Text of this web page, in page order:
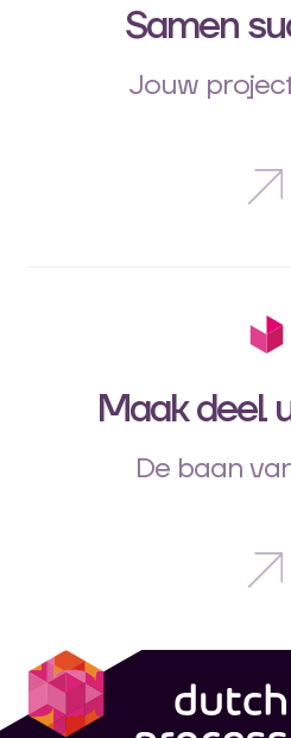
Samen
Jouw
Maak deel
De baan